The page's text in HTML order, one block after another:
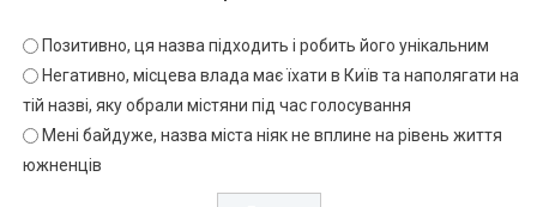
Позитивно, ця назва підходить і робить його унікальним
Негативно, місцева влада має їхати в Київ та наполягати на
тій назві, яку обрали містяни під час голосування
Мені байдуже, назва міста ніяк не вплине на рівень життя
южненців